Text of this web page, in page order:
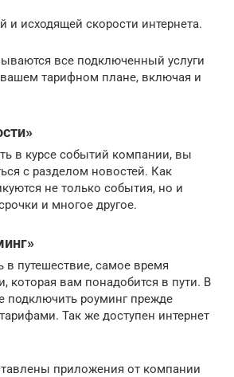
и исходящей скорости интернета.
все подключенный услуги
тарифном плане, включая и
в курсе событий компании, вы
с разделом новостей. Как
не только события, но и
и многое другое.
в путешествие, самое время
которая вам понадобится в пути. В
подключить роуминг прежде
Так же доступен интернет
приложения от компании